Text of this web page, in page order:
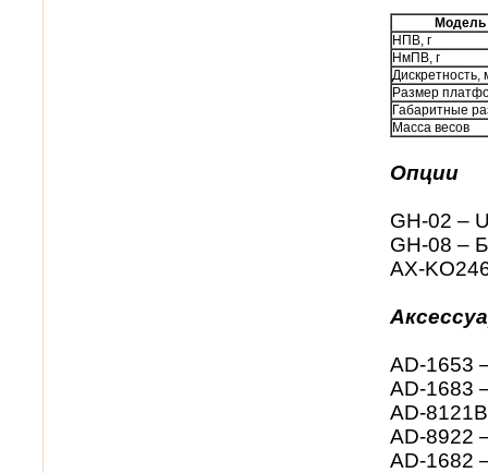
Модель
НПВ, г
НмПВ, г
Дискретность,
Размер
Габаритные
Масса весов
Опции
GH-02 –
GH-08 –
AX-
AD-1653
AD-1683
AD-
AD-8922
AD-1682